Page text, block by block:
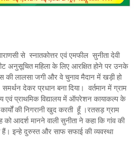
से स्नातकोत्तर एवं एमफील सुनीता देवी
अनुसूचित महिला के लिए आरक्षित होने पर उनके
की लालसा जगी और वे चुनाव मैदान में खड़ी हो
समर्थन देकर प्रधान बना दिया। वर्तमान में ग्राम
एवं प्राथमिक विद्यालय में ऑपरेशन कायाकल्प के
की निगरानी खुद करती हूँ ।रतसड़ ग्राम
को आदर्श मानने वाली सुनीता ने कहा कि गांव की
हैं। इन्हे दुरुस्त और साफ सफाई की व्यवस्था